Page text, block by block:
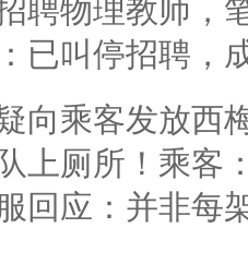
聘物理教师，
已叫停招聘，
向乘客发放西
上厕所！乘客
回应：并非每